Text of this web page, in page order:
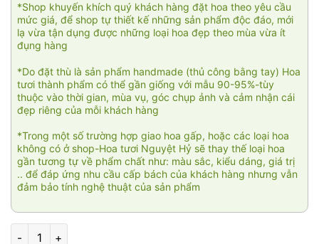
*Shop khuyến khích quý khách hàng đặt hoa theo yêu cầu
mức giá, để shop tự thiết kế những sản phẩm độc đáo, mới
lạ vừa tận dụng được những loại hoa đẹp theo mùa vừa ít
đụng hàng
*Do đặt thù là sản phẩm handmade (thủ công bằng tay) Hoa
tươi thành phẩm có thể gần giống với mẫu 90-95%-tùy
thuộc vào thời gian, mùa vụ, góc chụp ảnh và cảm nhận cái
đẹp riêng của mỗi khách hàng
*Trong một số trường hợp giao hoa gấp, hoặc các loại hoa
không có ở shop-Hoa tươi Nguyệt Hỷ sẽ thay thế loại hoa
gần tương tự về phẩm chất như: màu sắc, kiểu dáng, giá trị
.. để đáp ứng nhu cầu cấp bách của khách hàng nhưng vẫn
đảm bảo tính nghệ thuật của sản phẩm
Bó hoa Thanh xuân 010 số lượng